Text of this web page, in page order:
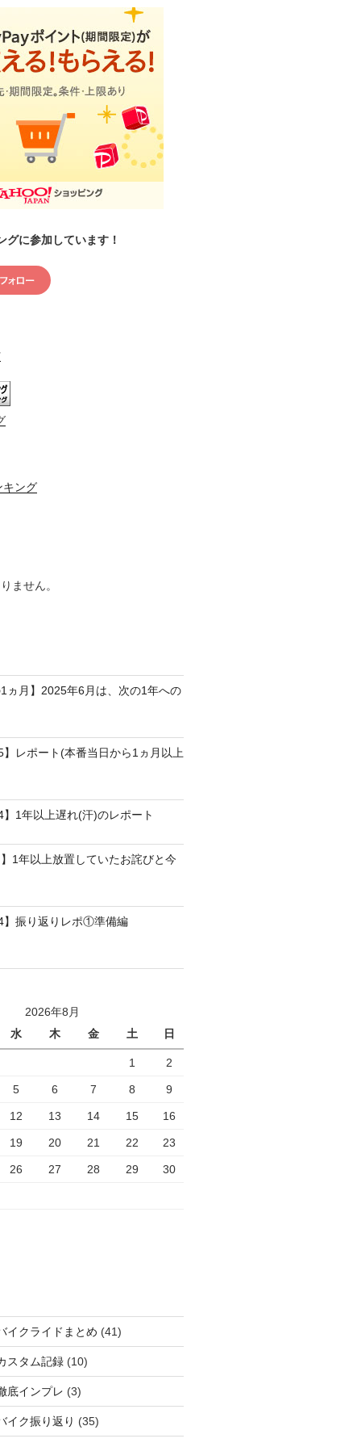
グに参加しています！
キング
ません。
ヵ月】2025年6月は、次の1年への
レポート(本番当日から1ヵ月以上
1年以上遅れ(汗)のレポート
1年以上放置していたお詫びと今
】振り返りレポ①準備編
2026年8月
水
木 金 土 日
1 2
5 6 7 8 9
12 13 14 15 16
19 20 21 22 23
26 27 28 29 30
イクライドまとめ (41)
スタム記録(10)
底インプレ (3)
イク振り返り (35)